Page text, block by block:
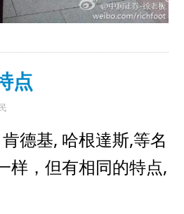
点
肯德基, 哈根達斯,等名
样，但有相同的特点,